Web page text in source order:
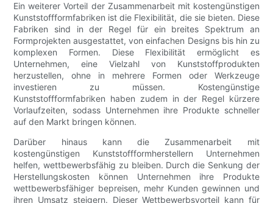
Ein weiterer Vorteil der Zusammenarbeit mit kostengünstigen
Kunststoffformfabriken ist die Flexibilität, die sie bieten. Diese
Fabriken sind in der Regel für ein breites Spektrum an
Formprojekten ausgestattet, von einfachen Designs bis hin zu
komplexen Formen. Diese Flexibilität ermöglicht es
Unternehmen, eine Vielzahl von Kunststoffprodukten
herzustellen, ohne in mehrere Formen oder Werkzeuge
investieren zu müssen. Kostengünstige
Kunststoffformfabriken haben zudem in der Regel kürzere
Vorlaufzeiten, sodass Unternehmen ihre Produkte schneller
auf den Markt bringen können.
Darüber hinaus kann die Zusammenarbeit mit
kostengünstigen Kunststoffformherstellern Unternehmen
helfen, wettbewerbsfähig zu bleiben. Durch die Senkung der
Herstellungskosten können Unternehmen ihre Produkte
wettbewerbsfähiger bepreisen, mehr Kunden gewinnen und
ihren Umsatz steigern. Dieser Wettbewerbsvorteil kann für